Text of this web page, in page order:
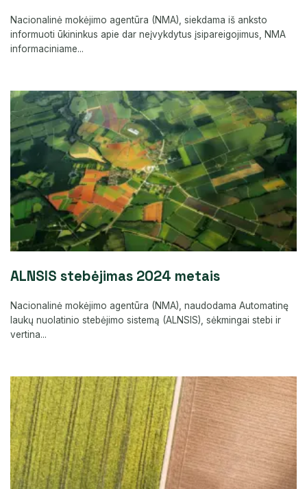
Nacionalinė mokėjimo agentūra (NMA), siekdama iš anksto
informuoti ūkininkus apie dar neįvykdytus įsipareigojimus, NMA
informaciniame...
ALNSIS stebėjimas 2024 metais
Nacionalinė mokėjimo agentūra (NMA), naudodama Automatinę
laukų nuolatinio stebėjimo sistemą (ALNSIS), sėkmingai stebi ir
vertina...